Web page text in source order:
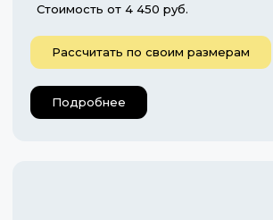
Стоимость от 4 450 руб.
Рассчитать по своим размерам
Подробнее